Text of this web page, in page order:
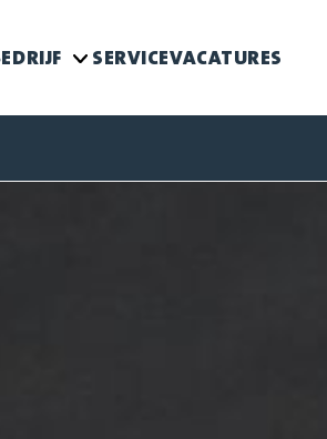
SERVICEVACATURES